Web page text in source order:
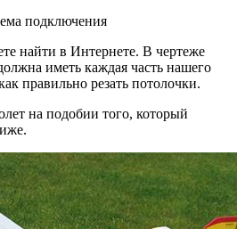
найти в Интернете. В чертеже
иметь каждая часть нашего
правильно резать потолочки.
на подобии того, который